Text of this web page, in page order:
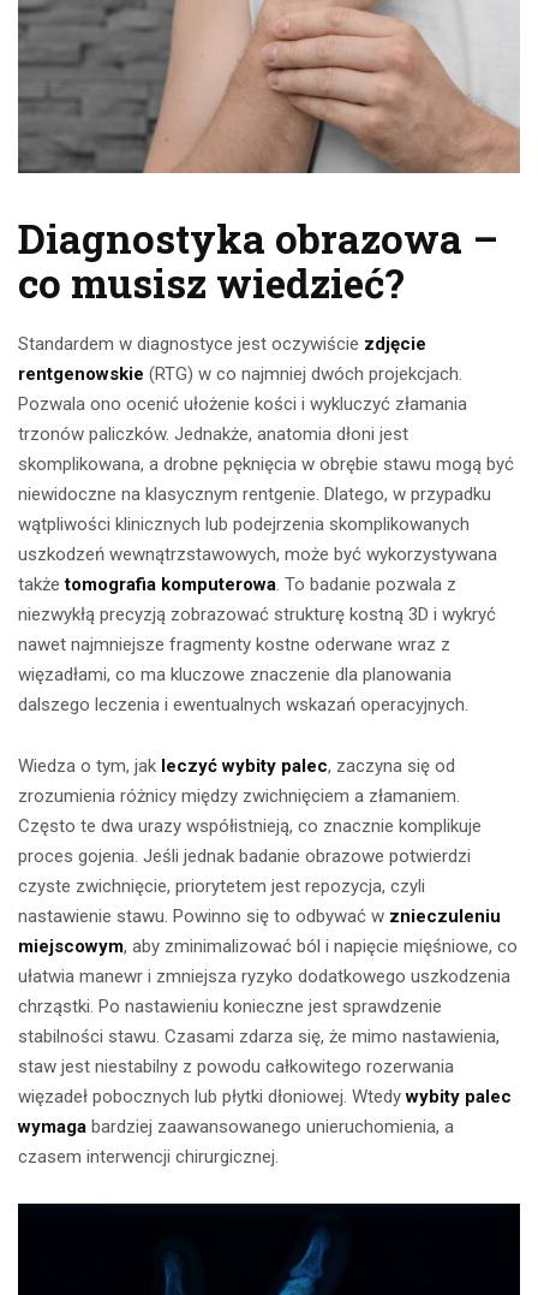
Diagnostyka obrazowa –
co musisz wiedzieć?
Standardem w diagnostyce jest oczywiście zdjęcie
rentgenowskie (RTG) w co najmniej dwóch projekcjach.
Pozwala ono ocenić ułożenie kości i wykluczyć złamania
trzonów paliczków. Jednakże, anatomia dłoni jest
skomplikowana, a drobne pęknięcia w obrębie stawu mogą być
niewidoczne na klasycznym rentgenie. Dlatego, w przypadku
wątpliwości klinicznych lub podejrzenia skomplikowanych
uszkodzeń wewnątrzstawowych, może być wykorzystywana
takżetomografia komputerowa. To badanie pozwala z
niezwykłą precyzją zobrazować strukturę kostną 3D i wykryć
nawet najmniejsze fragmenty kostne oderwane wraz z
więzadłami, co ma kluczowe znaczenie dla planowania
dalszego leczenia i ewentualnych wskazań operacyjnych.
Wiedza o tym, jak leczyć wybity palec, zaczyna się od
zrozumienia różnicy między zwichnięciem a złamaniem.
Często te dwa urazy współistnieją, co znacznie komplikuje
proces gojenia. Jeśli jednak badanie obrazowe potwierdzi
czyste zwichnięcie, priorytetem jest repozycja, czyli
nastawienie stawu. Powinno się to odbywać w znieczuleniu
miejscowym, aby zminimalizować ból i napięcie mięśniowe, co
ułatwia manewr i zmniejsza ryzyko dodatkowego uszkodzenia
chrząstki. Po nastawieniu konieczne jest sprawdzenie
stabilności stawu. Czasami zdarza się, że mimo nastawienia,
staw jest niestabilny z powodu całkowitego rozerwania
więzadeł pobocznych lub płytki dłoniowej. Wtedywybity palec
wymaga bardziej zaawansowanego unieruchomienia, a
czasem interwencji chirurgicznej.